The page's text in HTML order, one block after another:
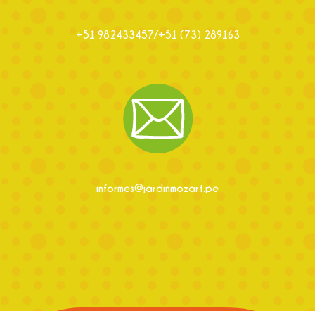
+51 982433457/‎+51 (73) 289163
informes@jardinmozart.pe